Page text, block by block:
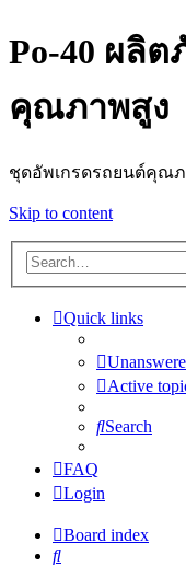
Po-40 ผลิ
คุณภาพสูง
ชุดอัพเกรดรถยนต์คุณ
Skip to content
Quick links
Active
Search
FAQ
Login
Board index
Search